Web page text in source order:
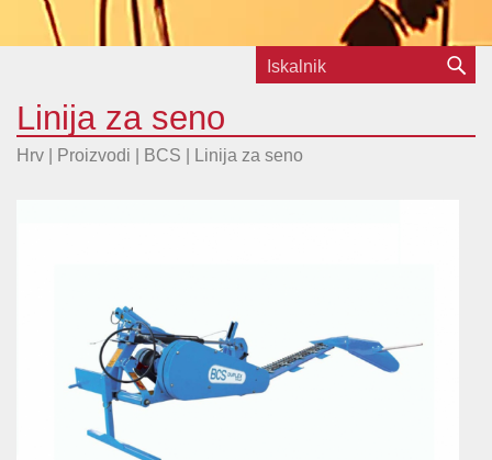
Linija za seno
Hrv | Proizvodi | BCS Linija za seno